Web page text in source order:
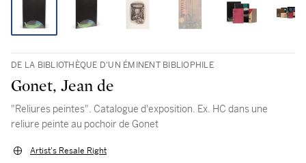
DE LA BIBLIOTHÈQUE D'UN ÉMINENT BIBLIOPHILE
Gonet, Jean de
"Reliures peintes". Catalogue d'exposition. Ex. HC dans une
reliure peinte au pochoir de Gonet
Artist's Resale Right